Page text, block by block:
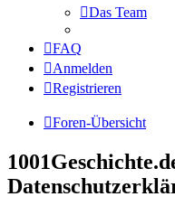
Das Team
FAQ
Anmelden
Registrieren
Foren-Übersicht